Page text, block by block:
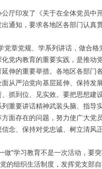
厅印发了《关于在全体党员中
通知，要求各地区各部门认真贯
党章党规、学系列讲话，做合格
党内教育的重要实践，是推动
伸的重要举措。各地区各部门
从严治党向基层延伸、保持发
抓到位、见实效。要把思想建
重要讲话精神武装头脑、指导
面存在的问题，努力使广大党
念、保持对党忠诚、树立清风
做”学习教育不是一次活动，要
的组织生活制度，发挥党支部